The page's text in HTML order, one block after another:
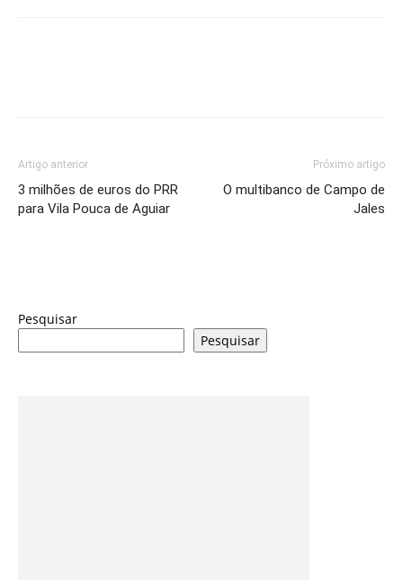
Artigo anterior
3 milhões de euros do PRR
para Vila Pouca de Aguiar
Próximo artigo
O multibanco de Campo de
Jales
Pesquisar
Pesquisar